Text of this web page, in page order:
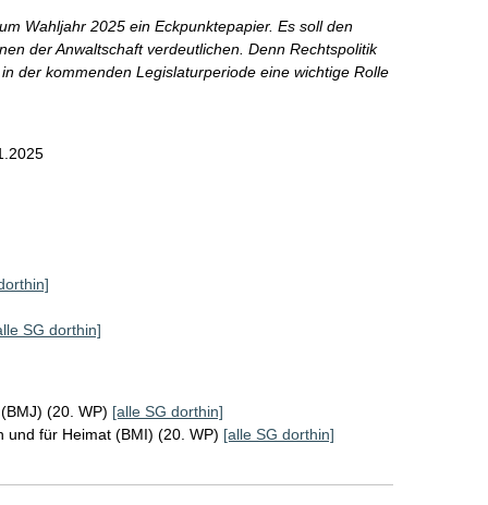
Wahljahr 2025 ein Eckpunktepapier. Es soll den
der Anwaltschaft verdeutlichen. Denn Rechtspolitik
der kommenden Legislaturperiode eine wichtige Rolle
SG dorthin]
(20. WP) [alle SG dorthin]
und für Heimat (BMI) (20. WP) [alle SG dorthin]